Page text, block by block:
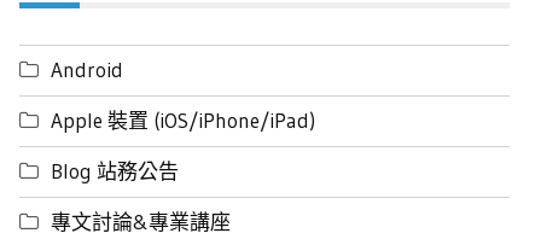
Android
Apple 裝置 (iOS/iPhone/iPad)
Blog 站務公告
專文討論&專業講座